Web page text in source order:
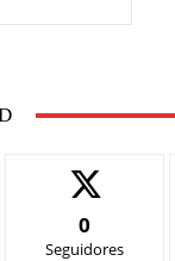
0
Seguidores